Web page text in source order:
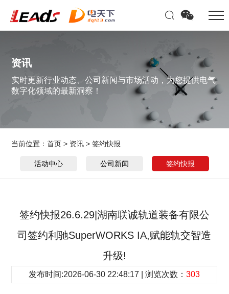
资讯
实时更新行业动态、公司新闻与市场活动，为您提供电气
数字化领域的最新洞察！
当前位置：首页 > 资讯 >签约快报
活动中心 公司新闻 签约快报
签约快报26.6.29|湖南联诚轨道装备有限公
司签约利驰SuperWORKS IA,赋能轨交智造
升级!
发布时间:2026-06-30 22:48:17 | 浏览次数：303